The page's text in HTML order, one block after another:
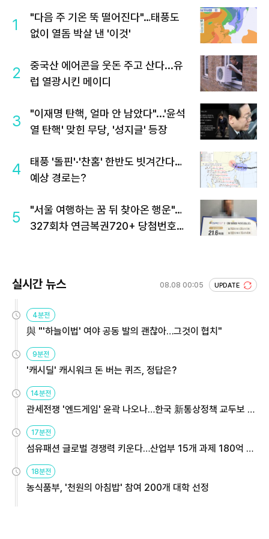
1
"다음 주 기온 뚝 떨어진다"…태풍도
없이 열돔 박살 낸 '이것'
2
중국산 에어콘을 웃돈 주고 산다...유
럽 열광시킨 메이디
3
"이재명 탄핵, 얼마 안 남았다"...'윤석
열 탄핵' 맞힌 무당, '성지글' 등장
4
태풍 '돌핀'·'찬홈' 한반도 빗겨간다…
예상 경로는?
5
"서울 여행하는 꿈 뒤 찾아온 행운"…
327회차 연금복권720+ 당첨번호조
실시간 뉴스 08.08 00:05 UPDATE
4분전
與 "'하늘이법' 여야 공동 발의 괜찮아…그것이 협치"
9분전
'캐시딜' 캐시워크 돈 버는 퀴즈, 정답은?
14분전
관세전쟁 '엔드게임' 윤곽 나오나…한국 新통상정책 교두보 활
17분전
섬유패션 글로벌 경쟁력 키운다…산업부 15개 과제 180억 지
18분전
농식품부, '천원의 아침밥' 참여 200개 대학 선정